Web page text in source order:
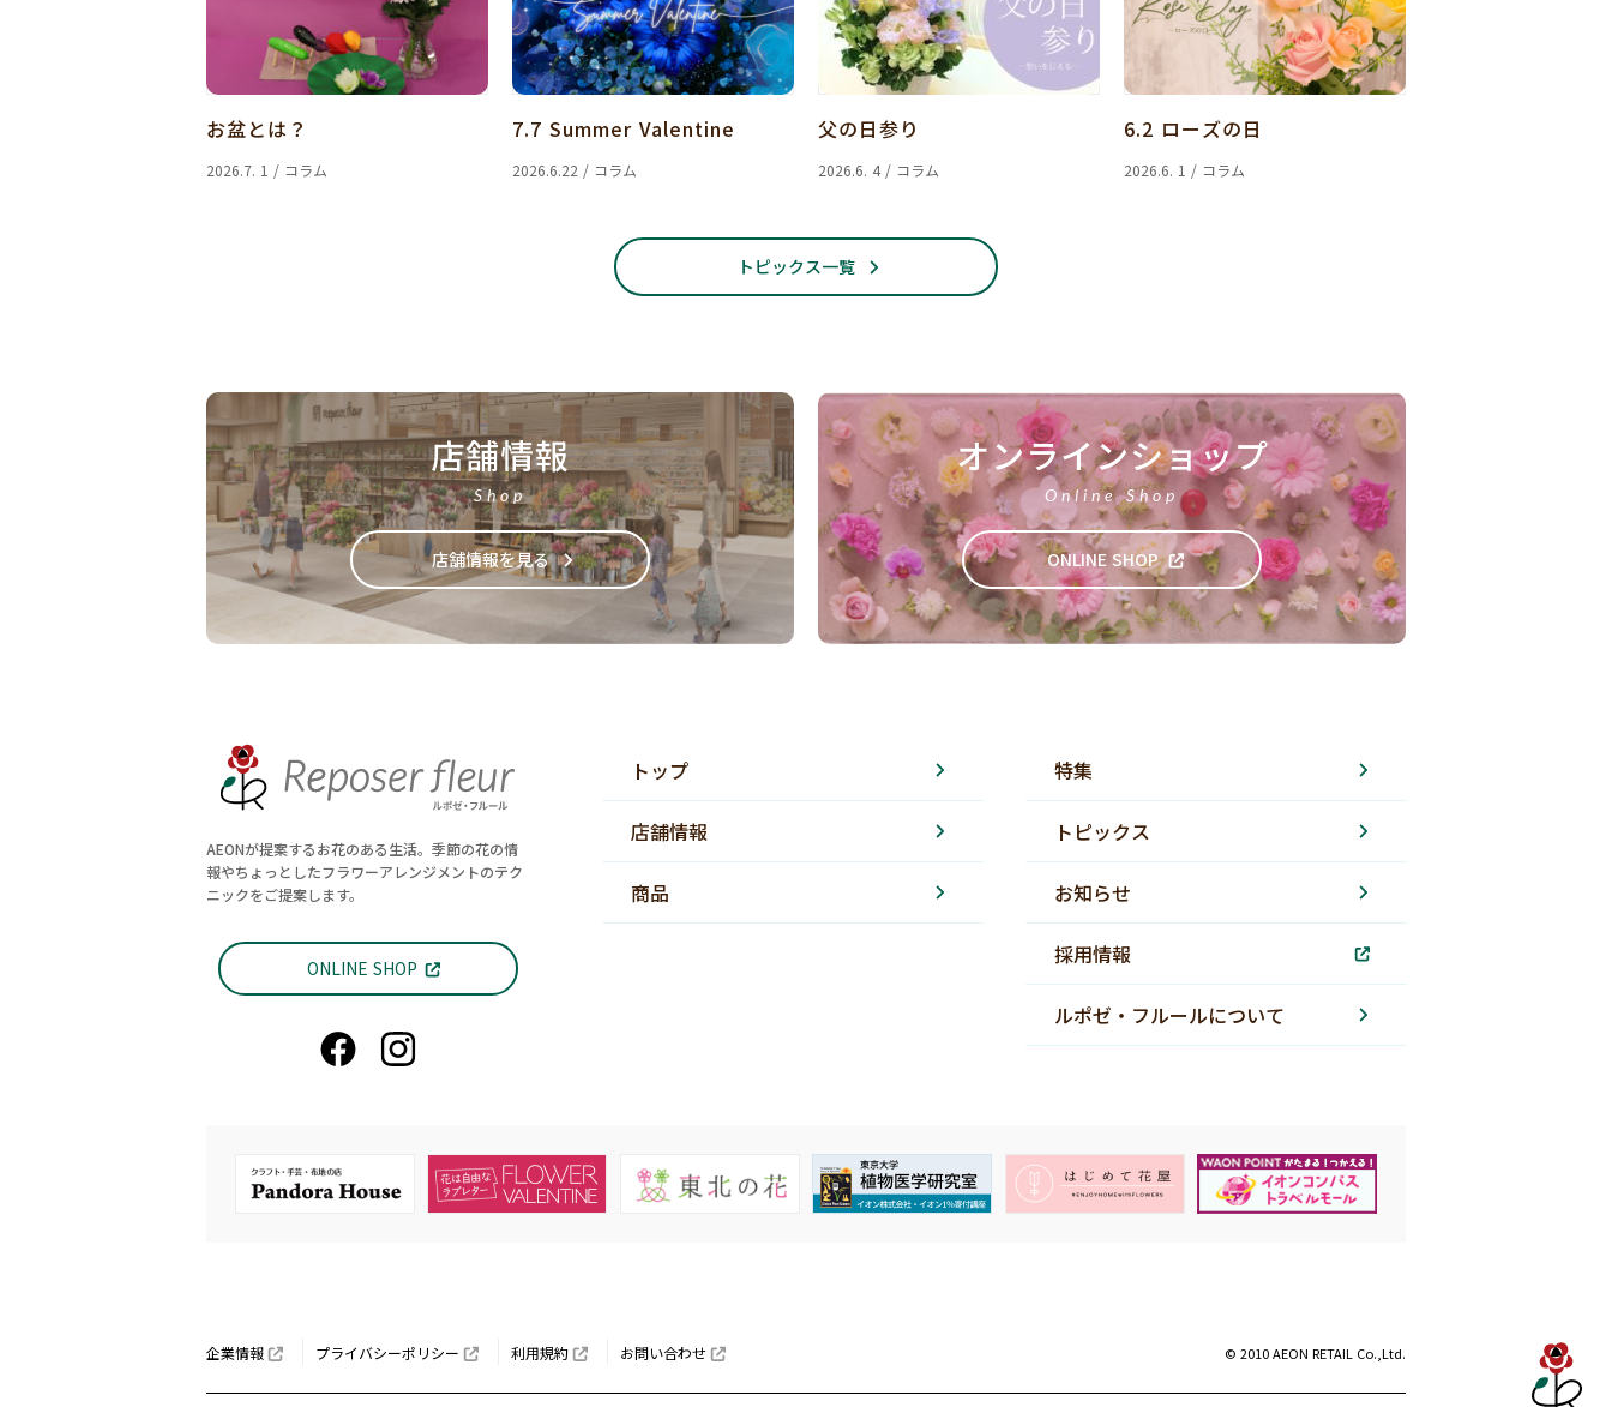
お盆とは？
2026.7. 1 / コラム
7.7 Summer Valentine
2026.6.22 / コラム
父の日参り
2026.6. 4 / コラム
6.2 ローズの日
2026.6. 1 / コラム
トピックス一覧
店舗情報
Shop
店舗情報を見る
オンラインショップ
Online Shop
ONLINE SHOP
AEONが提案するお花のある生活。季節の花の情
報やちょっとしたフラワーアレンジメントのテク
ニックをご提案します。
ONLINE SHOP
トップ
店舗情報
商品
特集
トピックス
お知らせ
採用情報
ルポゼ・フルールについて
企業情報 プライバシーポリシー 利用規約 お問い合わせ © 2010 AEON RETAIL Co.,Ltd.